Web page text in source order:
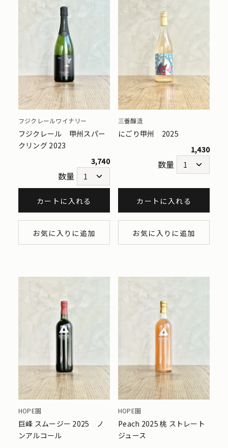
フジクレールワイナリー
フジクレール 甲州スパー
クリング 2023
3,740
数量
カートに入れる
お気に入りに追加
三養醸造
にごり甲州 2025
1,430
数量
カートに入れる
お気に入りに追加
HOPE園
巨峰 スムージー 2025 ノ
ンアルコール
HOPE園
Peach 2025 桃 ストレート
ジュース